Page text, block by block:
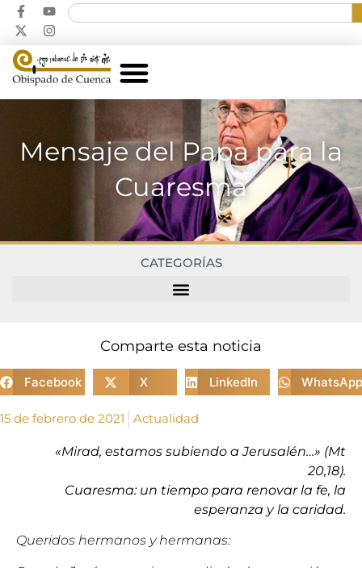
Mensaje del Papa para la
Cuaresma
CATEGORÍAS
Comparte esta noticia
Facebook X LinkedIn WhatsApp
15 de febrero de 2021 Actualidad
«Mirad, estamos subiendo a Jerusalén…» (Mt
20,18).
Cuaresma: un tiempo para renovar la fe, la
esperanza y la caridad.
Queridos hermanos y hermanas: